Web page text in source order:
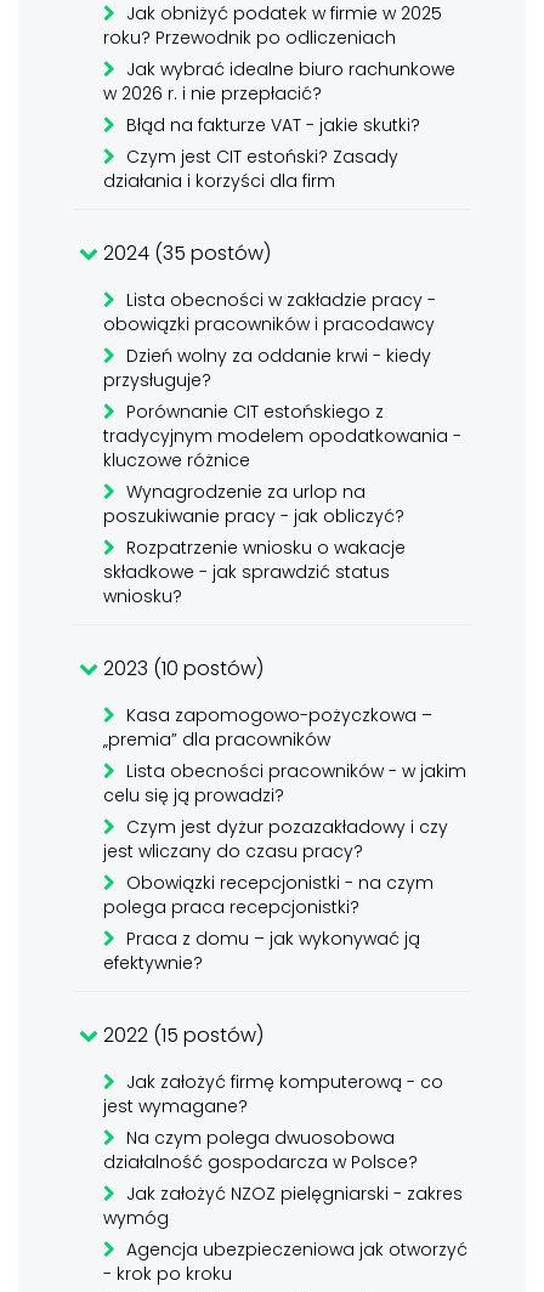
Jak obniżyć podatek w firmie w 2025
roku? Przewodnik po odliczeniach
Jak wybrać idealne biuro rachunkowe
w 2026 r. i nie przepłacić?
Błąd na fakturze VAT - jakie skutki?
Czym jest CIT estoński? Zasady
działania i korzyści dla firm
2024 (35 postów)
Lista obecności w zakładzie pracy -
obowiązki pracowników i pracodawcy
Dzień wolny za oddanie krwi - kiedy
przysługuje?
Porównanie CIT estońskiego z
tradycyjnym modelem opodatkowania -
kluczowe różnice
Wynagrodzenie za urlop na
poszukiwanie pracy - jak obliczyć?
Rozpatrzenie wniosku o wakacje
składkowe - jak sprawdzić status
wniosku?
2023 (10 postów)
Kasa zapomogowo-pożyczkowa –
„premia” dla pracowników
Lista obecności pracowników - w jakim
celu się ją prowadzi?
Czym jest dyżur pozazakładowy i czy
jest wliczany do czasu pracy?
Obowiązki recepcjonistki - na czym
polega praca recepcjonistki?
Praca z domu – jak wykonywać ją
efektywnie?
2022 (15 postów)
Jak założyć firmę komputerową - co
jest wymagane?
Na czym polega dwuosobowa
działalność gospodarcza w Polsce?
Jak założyć NZOZ pielęgniarski - zakres
wymóg
Agencja ubezpieczeniowa jak otworzyć
- krok po kroku